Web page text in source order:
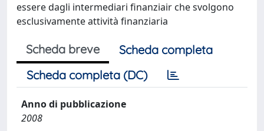
essere dagli intermediari finanziair che svolgono
esclusivamente attività finanziaria
Scheda breve
Scheda completa
Scheda completa (DC)
Anno di pubblicazione
2008